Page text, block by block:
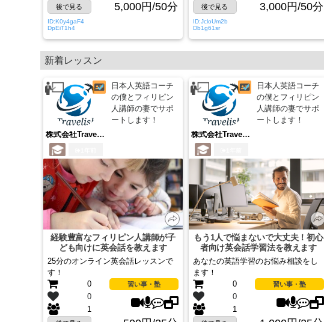
後で見る 5,000円/50分
ID:K0y4gaF4
DpEiT1h4
後で見る 3,000円/50分
ID:JcloUm2b
Db1g61sr
新着レッスン
株式会社Travelish
日本人英語コーチ
の僕とフィリピン
人講師の妻でサポ
ートします！
経験豊富なフィリピン人講師が子
ども向けに英会話を教えます
25分のオンライン英会話レッスンで
す！
0
0
1
習い事・塾
株式会社Travelish
日本人英語コーチ
の僕とフィリピン
人講師の妻でサポ
ートします！
もう1人で悩まないで大丈夫！初心
者向け英会話学習法を教えます
あなたの英語学習のお悩み相談をし
ます！
0
0
1
習い事・塾